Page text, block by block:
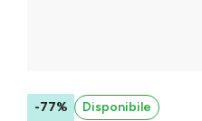
-77% Disponibile